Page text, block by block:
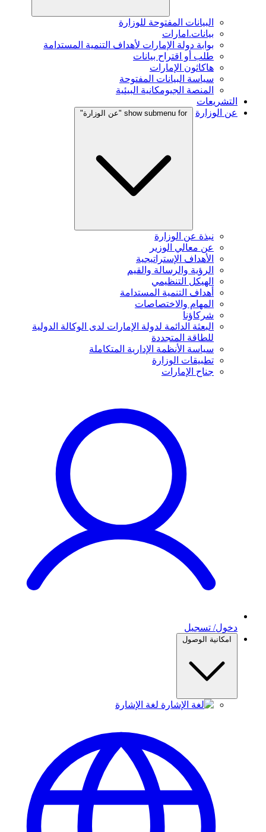
البيانات المفتوحة للوزارة
بيانات.امارات
بوابة دولة الإمارات لأهداف التنمية المستدامة
طلب أو اقتراح بيانات
هاكاثون الإمارات
سياسة البيانات المفتوحة
المنصة الجيومكانية البيئية
التشريعات
عن الوزارة
show submenu for "عن الوزارة"
نبذة عن الوزارة
عن معالي الوزير
الأهداف الإستراتيجية
الرؤية والرسالة والقيم
الهيكل التنظيمي
أهداف التنمية المستدامة
المهام والاختصاصات
شركاؤنا
البعثة الدائمة لدولة الإمارات لدى الوكالة الدولية
للطاقة المتجددة
سياسة الأنظمة الإدارية المتكاملة
تطبيقات الوزارة
جناح الإمارات
دخول/ تسجيل
امكانية الوصول
لغة الإشارة